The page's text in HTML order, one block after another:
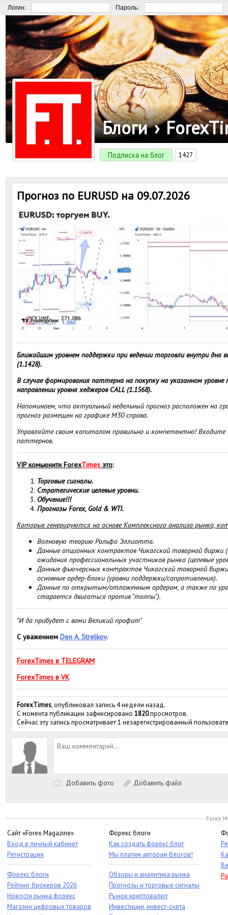
Логин: Пароль:
Блоги ›
Подписка на блог 1427
Прогноз по EURUSD на 09.07.2026
Ближайшим уровнем поддержки при ведении торговли внутри дня
(1.1428).
В случае формирования паттерна на покупку на указанном
направлении уровня хеджеров CALL (1.1568).
Напоминаем, что актуальный недельный прогноз расположен на
прогноз размещен на графике M30 справа.
Управляйте своим капиталом правильно и компетентно! Входите
паттернов.
VIP комьюнити ForexTimes это:
Торговые сигналы.
Стратегические целевые уровни.
Обучение!!!
Прогнозы Forex, Gold & WTI.
Которые генерируются на основе Комплексного анализа рынка,
Волновую теорию Ральфа Эллиотта.
Данные опционных контрактов Чикагской товарной
ожидания профессиональных участников рынка (целевые
Данные фьючерсных контрактов Чикагской товарной
основные ордер-блоки (уровни поддержки/сопротивления).
Данные по открытым/отложенным ордерам, а также по
старается двигаться против "толпы").
"И да прибудет с вами Великий профит"
С уважением Den A. Strelkov.
ForexTimes в TELEGRAM
ForexTimes в VK
ForexTimes, опубликовал запись 4 недели назад.
С момента публикации зафиксировано 1820просмотров.
Сейчас эту запись просматривает 1 незарегистрированный
Добавить фото Добавить файл
Forex
Сайт «Forex Magazine»
Вход в личный кабинет
Регистрация
Форекс блоги
Рейтинг брокеров 2026
Новости рынка форекс
Магазин цифровых товаров
Форекс блоги
Как создать форекс блог
Мы платим авторам блогов!
Обзоры и аналитика рынка
Прогнозы и торговые сигналы
Рынок криптовалют
Инвестиции, инвест-счета